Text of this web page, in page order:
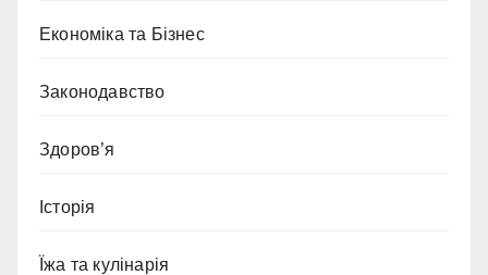
Економіка та Бізнес
Законодавство
Здоров’я
Історія
Їжа та кулінарія